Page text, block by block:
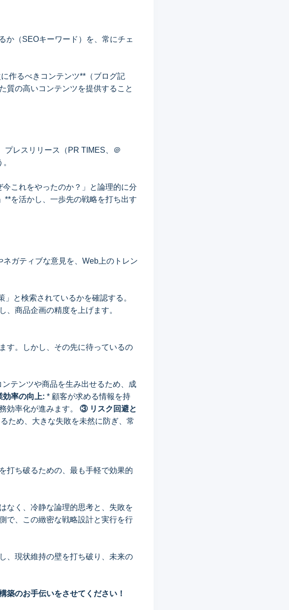
か（SEOキーワード）を、常にチェ
作るべきコンテンツ**（ブログ記
質の高いコンテンツを提供すること
プレスリリース（PR TIMES、＠
これをやったのか？」と論理的に分
**を活かし、一歩先の戦略を打ち出す
ガティブな意見を、Web上のトレン
と検索されているかを確認する。
、商品企画の精度を上げます。
す。しかし、その先に待っているの
テンツや商品を生み出せるため、成
率の向上: * 顧客が求める情報を持
効率化が進みます。
③ リスク回避と
ため、大きな失敗を未然に防ぎ、常
打ち破るための、最も手軽で効果的
なく、冷静な論理的思考と、失敗を
で、この緻密な戦略設計と実行を行
、現状維持の壁を打ち破り、未来の
築のお手伝いをさせてください！